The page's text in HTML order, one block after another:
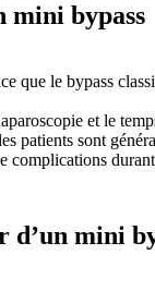
mini bypass
que le bypass
et le
patients sont
complications
d’un mini